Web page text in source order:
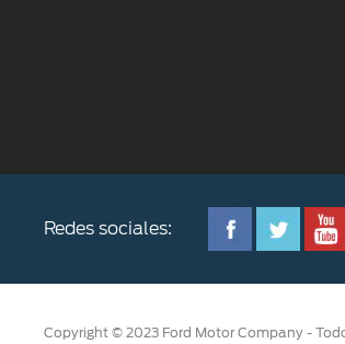
Redes sociales:
Copyright © 2023 Ford Motor Company -